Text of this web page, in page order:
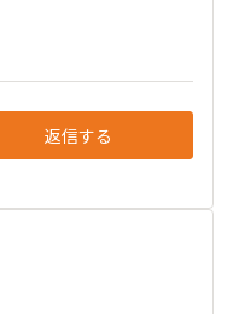
返信する